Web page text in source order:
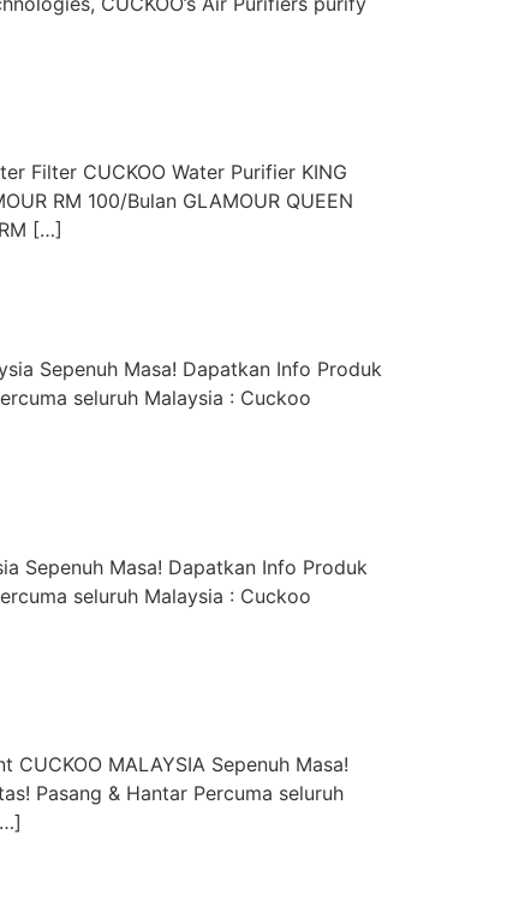
Filter CUCKOO Water Purifier KING
RM 100/Bulan GLAMOUR QUEEN
[…]
Sepenuh Masa! Dapatkan Info Produk
seluruh Malaysia : Cuckoo
Sepenuh Masa! Dapatkan Info Produk
seluruh Malaysia : Cuckoo
CUCKOO MALAYSIA Sepenuh Masa!
Pasang & Hantar Percuma seluruh